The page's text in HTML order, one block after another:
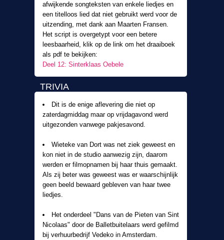
afwijkende songteksten van enkele liedjes en
een titelloos lied dat niet gebruikt werd voor de
uitzending, met dank aan Maarten Fransen.
Het script is overgetypt voor een betere
leesbaarheid, klik op de link om het draaiboek
als pdf te bekijken:
Deel 12: Sinterklaas Oebele
TRIVIA
Dit is de enige aflevering die niet op
zaterdagmiddag maar op vrijdagavond werd
uitgezonden vanwege pakjesavond.
Wieteke van Dort was net ziek geweest en
kon niet in de studio aanwezig zijn, daarom
werden er filmopnamen bij haar thuis gemaakt.
Als zij beter was geweest was er waarschijnlijk
geen beeld bewaard gebleven van haar twee
liedjes.
Het onderdeel "Dans van de Pieten van Sint
Nicolaas" door de Balletbuitelaars werd gefilmd
bij verhuurbedrijf Vedeko in Amsterdam.